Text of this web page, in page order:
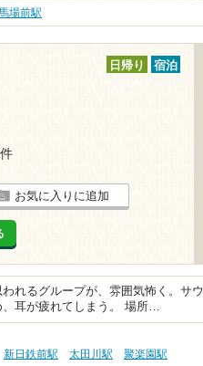
場前駅
日帰り 宿泊
お気に入りに追加
れるグループが、雰囲気怖く。サウ
耳が疲れてしまう。 場所…
新日鉄前駅 太田川駅
聚楽園駅